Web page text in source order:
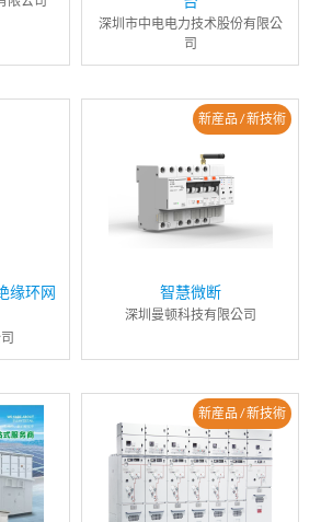
深圳市中电电力技术股份有限公
司
缘环网
新産品 / 新技術
智慧微断
深圳曼顿科技有限公司
新産品 / 新技術